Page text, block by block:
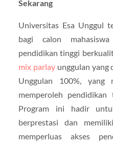
Sekarang
Universitas Esa Unggul
bagi calon
pendidikan tinggi
mix parlayunggulan yang
Unggulan 100%, yang
memperoleh
Program ini hadir
berprestasi dan
memperluas akses